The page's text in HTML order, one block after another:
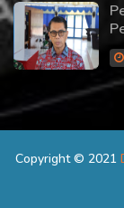
Copyright © 2021